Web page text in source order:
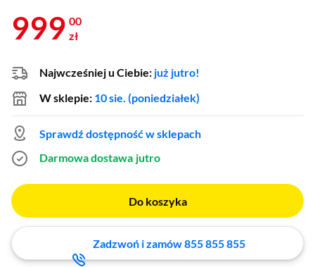
999 00
zł
Najwcześniej u Ciebie: już jutro!
W sklepie: 10 sie. (poniedziałek)
Sprawdź dostępność w sklepach
Darmowa dostawa jutro
Do koszyka
Zadzwoń i zamów 855 855 855